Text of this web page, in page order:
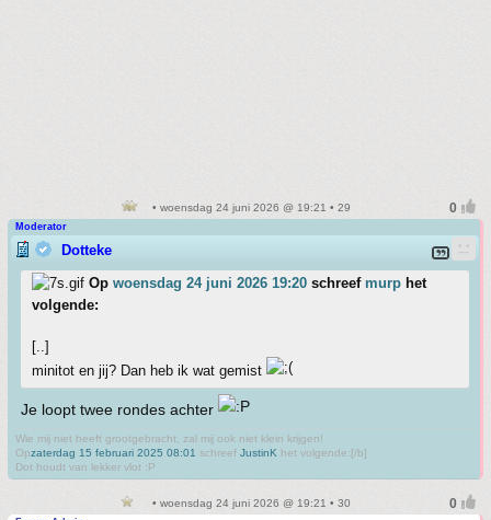
• woensdag 24 juni 2026 @ 19:21 • 29
Moderator
Dotteke
Op woensdag 24 juni 2026 19:20 schreef murp het
volgende:
[..]
minitot en jij? Dan heb ik wat gemist
Je loopt twee rondes achter
Wie mij niet heeft grootgebracht, zal mij ook niet klein krijgen!
Opzaterdag 15 februari 2025 08:01 schreef JustinK het volgende:[/b]
Dot houdt van lekker vlot :P
• woensdag 24 juni 2026 @ 19:21 • 30